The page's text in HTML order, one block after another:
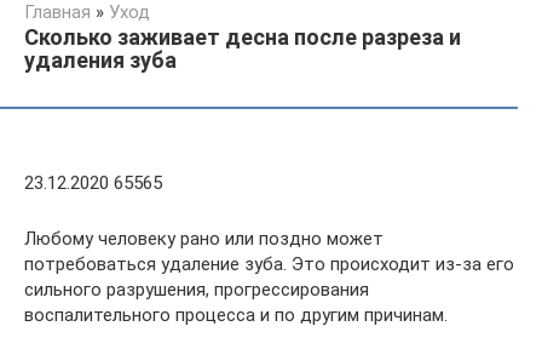
Главная » Уход
Сколько заживает десна после разреза и
удаления зуба
23.12.2020 65565
Любому человеку рано или поздно может
потребоваться удаление зуба. Это происходит из-за его
сильного разрушения, прогрессирования
воспалительного процесса и по другим причинам.